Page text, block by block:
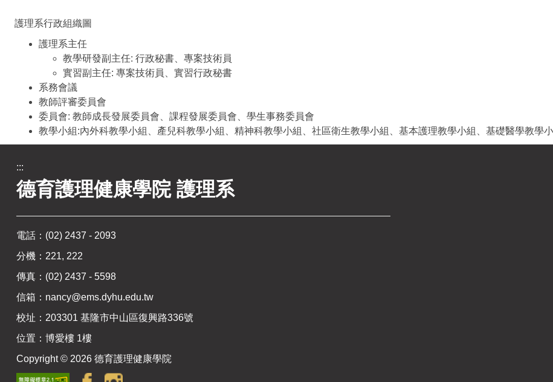
護理系行政組織圖
護理系主任
教學研發副主任: 行政秘書、專案技術員
實習副主任: 專案技術員、實習行政秘書
系務會議
教師評審委員會
委員會: 教師成長發展委員會、課程發展委員會、學生事務委員會
教學小組:內外科教學小組、產兒科教學小組、精神科教學小組、社區衛生教學小組、基本護理教學小組、基礎醫學教學
:::
德育護理健康學院 護理系
電話： (02) 2437 - 2093
分機：221, 222
傳真：(02) 2437 - 5598
信箱： nancy@ems.dyhu.edu.tw
校址： 203301 基隆市中山區復興路336號
位置： 博愛樓 1樓
Copyright © 2026德育護理健康學院